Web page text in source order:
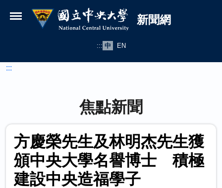
國立中央大學新聞網
新聞網
::: 中 EN
:::
焦點新聞
方慶榮先生及林明杰先生獲
頒中央大學名譽博士 積極
建設中央造福學子